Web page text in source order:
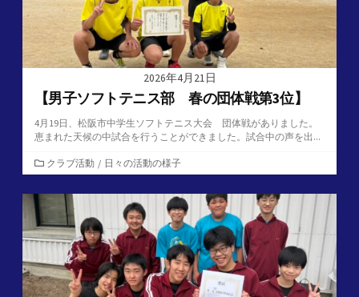
2026年4月21日
【男子ソフトテニス部 春の団体戦第3位】
4月19日、松阪市中学生ソフトテニス大会 団体戦がありました。
恵まれた天候の中試合を行うことができました。試合中の声を出...
カ
テ
ゴ
ー
クラブ活動 / 日々の活動の様子